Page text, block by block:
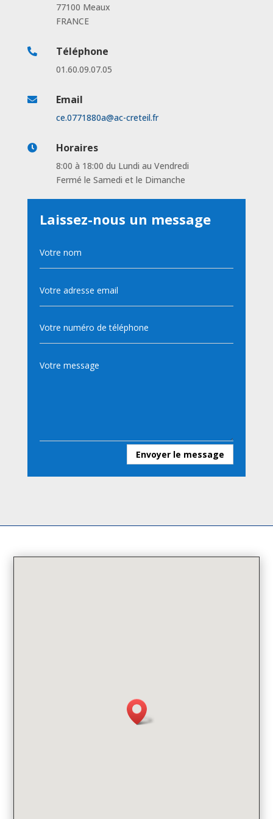
77100 Meaux
FRANCE
 Téléphone
01.60.09.07.05
 Email
ce.0771880a@ac-creteil.fr
 Horaires
8:00 à 18:00 du Lundi au Vendredi
Fermé le Samedi et le Dimanche
Laissez-nous un message
Envoyer le message